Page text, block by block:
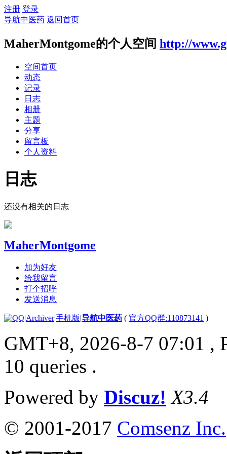
注册 登录
导航中医药 返回首页
MaherMontgome的个人空间 http://
空间首页
动态
记录
日志
相册
主题
分享
留言板
个人资料
日志
还没有相关的日志
MaherMontgome
加为好友
给我留言
打个招呼
发送消息
|Archiver|手机版|导航中医药 ( 官方QQ群:110873141 )
GMT+8, 2026-8-7 07:01 ,
10 queries .
Powered by Discuz! X3.4
© 2001-2017 Comsenz Inc.